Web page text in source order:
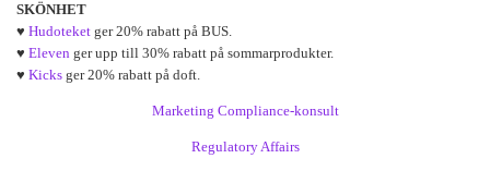
SKÖNHET
♥ Hudoteket ger 20% rabatt på BUS.
♥ Eleven ger upp till 30% rabatt på sommarprodukter.
♥ Kicks ger 20% rabatt på doft.
Marketing Compliance-konsult
Regulatory Affairs